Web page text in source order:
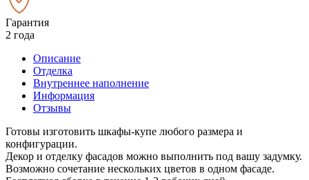
Гарантия
2 года
Описание
Отделка
Внутреннее наполнение
Информация
Отзывы
Готовы изготовить шкафы-купе любого размера и
конфигурации.
Декор и отделку фасадов можно выполнить под вашу задумку.
Возможно сочетание нескольких цветов в одном фасаде.